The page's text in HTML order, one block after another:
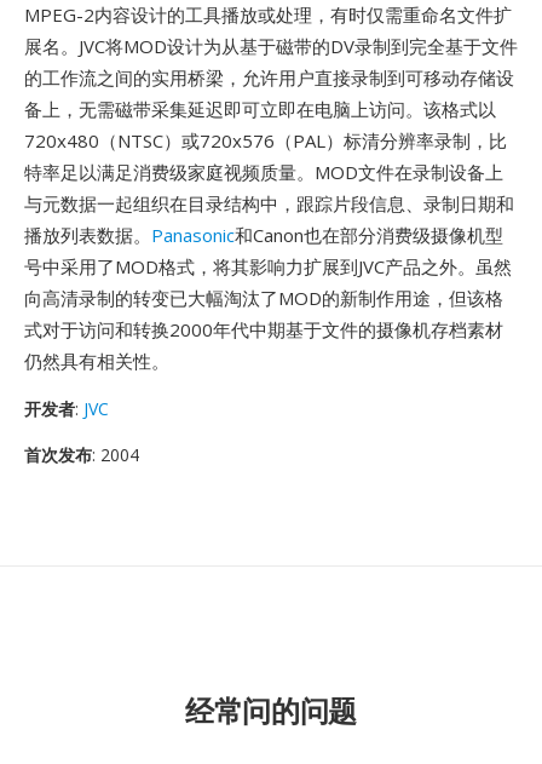
MPEG-2内容设计的工具播放或处理，有时仅需重命名文件扩
展名。JVC将MOD设计为从基于磁带的DV录制到完全基于文件
的工作流之间的实用桥梁，允许用户直接录制到可移动存储设
备上，无需磁带采集延迟即可立即在电脑上访问。该格式以
720x480（NTSC）或720x576（PAL）标清分辨率录制，比
特率足以满足消费级家庭视频质量。MOD文件在录制设备上
与元数据一起组织在目录结构中，跟踪片段信息、录制日期和
播放列表数据。 Panasonic和Canon也在部分消费级摄像机型
号中采用了MOD格式，将其影响力扩展到JVC产品之外。虽然
向高清录制的转变已大幅淘汰了MOD的新制作用途，但该格
式对于访问和转换2000年代中期基于文件的摄像机存档素材
仍然具有相关性。
开发者: JVC
首次发布: 2004
经常问的问题